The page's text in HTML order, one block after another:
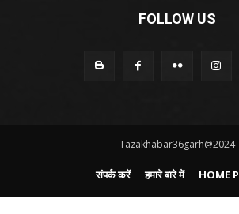
FOLLOW US
Tazakhabar36garh@2024
संपर्क करें हमारे बारे में HOME